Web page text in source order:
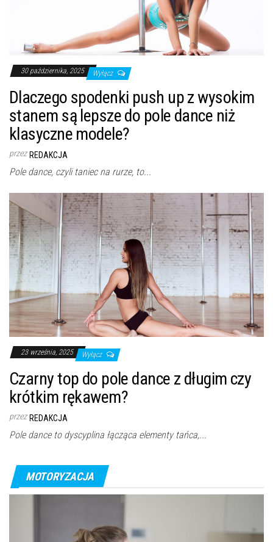
30 października, 2025 Wyłącz
Dlaczego spodenki push up z wysokim
stanem są lepsze do pole dance niż
klasyczne modele?
przez REDAKCJA
Pole dance, czyli taniec na rurze, to...
23 września, 2025 Wyłącz
Czarny top do pole dance z długim czy
krótkim rękawem?
przez REDAKCJA
Pole dance to dyscyplina łącząca elementy tańca,...
MOTORYZACJA